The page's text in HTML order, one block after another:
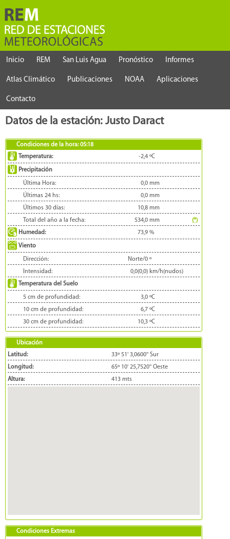
Inicio REM San Luis Agua Pronóstico Informes
Atlas Climático Publicaciones NOAA Aplicaciones
Contacto
Datos de la estación: Justo Daract
Condiciones de la hora:05:18
Temperatura:
-2,4 ºC
Precipitación
Última Hora: 0,0 mm
Últimas 24 hs:
0,0 mm
Últimos 30 días:
10,8 mm
Total del año a la fecha:
534,0 mm
(*)
Humedad:
73,9 %
Viento
Dirección: Norte/0 º
Intensidad:
0,0(0,0) km/h(nudos)
Temperatura del Suelo
5 cm de profundidad: 3,0 ºC
10 cm de profundidad:
6,7 ºC
30 cm de profundidad:
10,3 ºC
Ubicación
Latitud:
33º 51' 3,0600'' Sur
Longitud:
65º 10' 25,7520'' Oeste
Altura:
413 mts
Condiciones Extremas